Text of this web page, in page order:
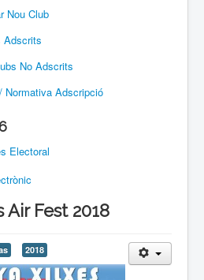
Nou Club
Adscrits
No Adscrits
Normativa Adscripció
Electoral
Air Fest 2018
2018